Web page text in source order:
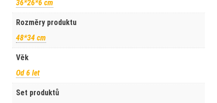
36*26*6 cm
Rozměry produktu
48*34 cm
Věk
Od 6 let
Set produktů